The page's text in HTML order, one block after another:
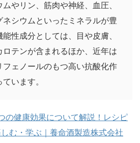
やリン、筋肉や神経、血圧、
シウムといったミネラルが豊
性成分としては、目や皮膚、
テンが含まれるほか、近年は
フェノールのもつ高い抗酸化作
います。
の健康効果について解説！レシピ
む・学ぶ｜養命酒製造株式会社